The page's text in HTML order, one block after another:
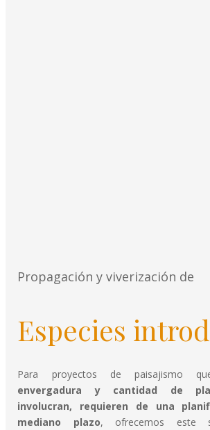
Propagación y viverización de
Especies
Para proyectos de paisajismo
envergadura y cantidad de
involucran, requieren de una
mediano plazo, ofrecemos este